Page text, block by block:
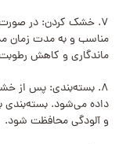
۷. خشک کردن: در
مناسب و به مدت
ماندگاری و کاهش
۸. بسته‌بندی: پس از
داده می‌شود. بسته‌بندی
و آلودگی محافظت شود.